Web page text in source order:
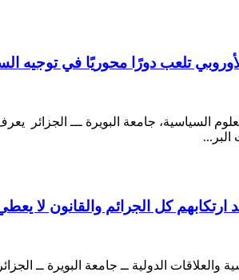
تلعب دورًا محوريًا في توجيه
السياسية، جامعة البويرة ـــ الجزائر
ارتكابهم كل الجرائم والقانون لا
والعلاقات الدولية ــ جامعة البويرة ــ